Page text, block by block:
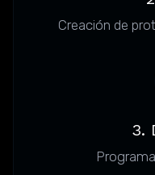
Creación de
3.